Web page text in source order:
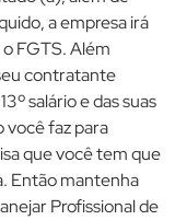
a empresa irá
FGTS. Além
contratante
salário e das suas
você faz para
que você tem que
Então mantenha
Profissional de